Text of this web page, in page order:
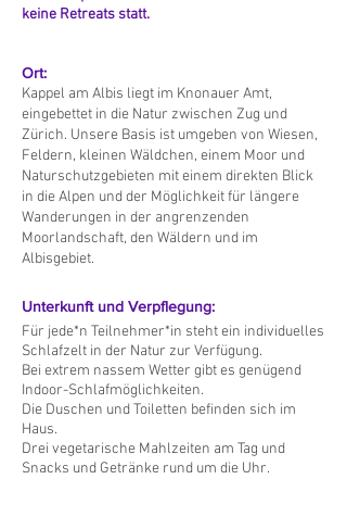
keine Retreats statt.
Ort:
Kappel am Albis liegt im Knonauer Amt,
eingebettet in die Natur zwischen Zug und
Zürich. Unsere Basis ist umgeben von Wiesen,
Feldern, kleinen Wäldchen, einem Moor und
Naturschutzgebieten mit einem direkten Blick
in die Alpen und der Möglichkeit für längere
Wanderungen in der angrenzenden
Moorlandschaft, den Wäldern und im
Albisgebiet.
Unterkunft und Verpflegung:
Für jede*n Teilnehmer*in steht ein individuelles
Schlafzelt in der Natur zur Verfügung.
Bei extrem nassem Wetter gibt es genügend
Indoor-Schlafmöglichkeiten.
Die Duschen und Toiletten befinden sich im
Haus.
Drei vegetarische Mahlzeiten am Tag und
Snacks und Getränke rund um die Uhr.